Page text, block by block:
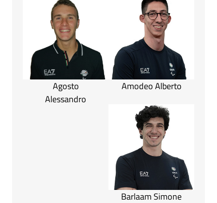
Agosto
Alessandro
Amodeo Alberto
Barlaam Simone